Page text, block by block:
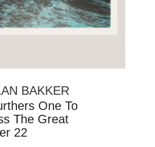
BAKKER
One To
The Great
22